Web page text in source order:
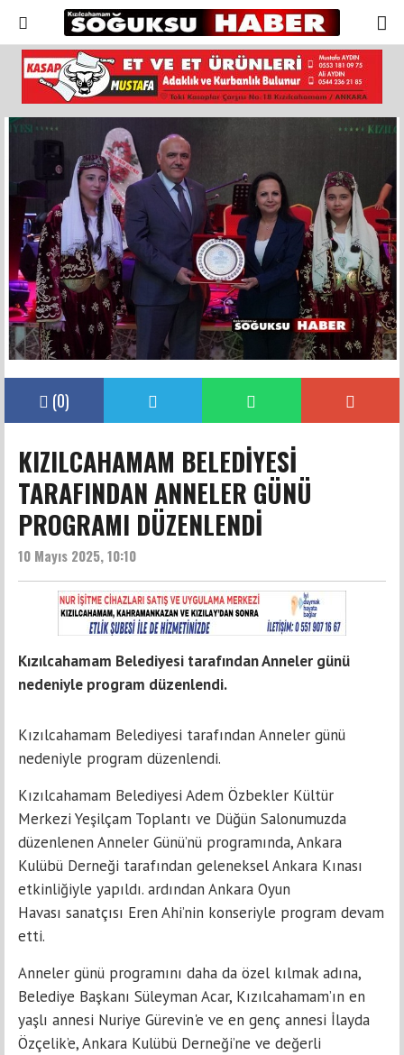
(0)
KIZILCAHAMAM BELEDİYESİ
TARAFINDAN ANNELER GÜNÜ
PROGRAMI DÜZENLENDİ
10 Mayıs 2025, 10:10
Kızılcahamam Belediyesi tarafından Anneler günü
nedeniyle program düzenlendi.
Kızılcahamam Belediyesi tarafından Anneler günü
nedeniyle program düzenlendi.
Kızılcahamam Belediyesi Adem Özbekler Kültür
Merkezi Yeşilçam Toplantı ve Düğün Salonumuzda
düzenlenen Anneler Günü’nü programında, Ankara
Kulübü Derneği tarafından geleneksel Ankara Kınası
etkinliğiyle yapıldı. ardından Ankara Oyun
Havası sanatçısı Eren Ahi’nin konseriyle program devam
etti.
Anneler günü programını daha da özel kılmak adına,
Belediye Başkanı Süleyman Acar, Kızılcahamam’ın en
yaşlı annesi Nuriye Gürevin'e ve en genç annesi İlayda
Özçelik’e, Ankara Kulübü Derneği’ne ve değerli